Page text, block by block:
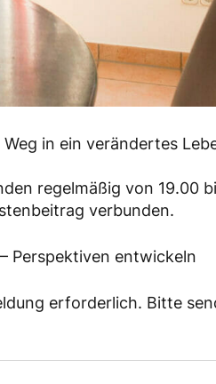
in ein verändertes
regelmäßig von 19.00
verbunden.
Perspektiven entwickeln
erforderlich. Bitte